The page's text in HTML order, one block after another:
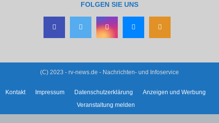
FOLGEN SIE UNS
(C) 2023 - rv-news.de - Nachrichten- und Infoservice
Kontakt Impressum Datenschutzerklärung
Anzeigen und Werbung
Veranstaltung melden